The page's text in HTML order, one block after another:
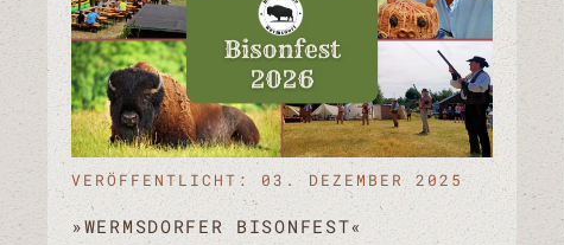
VERÖFFENTLICHT: 03. DEZEMBER 2025
»WERMSDORFER BISONFEST«